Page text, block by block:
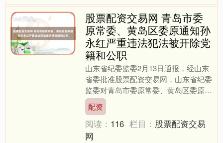
股票配资交易网 青岛市委
原常委、黄岛区委原通知孙
永红严重违法犯法被开除党
籍和公职
山东省纪委监委2月13日通报，经山东
省委批准股票配资交易网，山东省纪委
监委对青岛市委原常委、黄岛区委原通
知孙永红严重违法犯法问题进行了立案
审查探望。 经查，孙永....
配资
阅读： 116 栏目： 股票配资交易
网